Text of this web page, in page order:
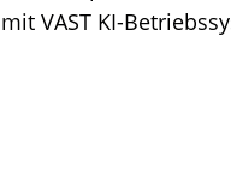
VAST KI-